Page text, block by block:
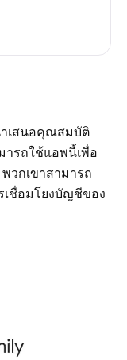
เสนอคุณสมบัติ
ารถใช้แอพนี้เพื่อ
วกเขาสามารถ
ชื่อมโยงบัญชีของ